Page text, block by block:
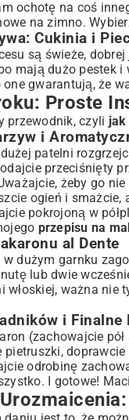
ochotę na coś
na zimno.
Cukinia i
są świeże,
mają dużo pestek i
one gwarantują, że
Proste
przewodnik, czyli jak
i
patelni
przeciśnięty
żeby go
ogień i
pokrojoną w
przepisu na
al Dente
dużym garnku
lub dwie
włoskiej, ważna
i Finalne
(zachowajcie
pietruszki,
odrobinę
I gotowe!